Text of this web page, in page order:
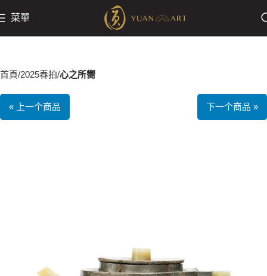
菜單
首頁 2025春拍 心之所嚮
« 上一个商品 下一个商品 »